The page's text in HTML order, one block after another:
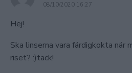
08/10/2020 16:27
Hej!
Ska linserna vara färdigkokta när
riset? :)tack!